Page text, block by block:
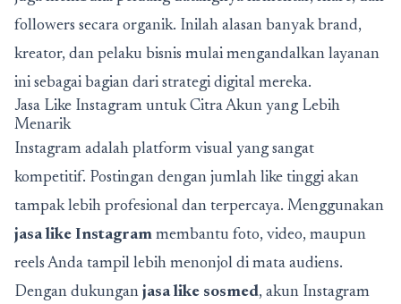
followers secara organik. Inilah alasan banyak brand,
kreator, dan pelaku bisnis mulai mengandalkan layanan
ini sebagai bagian dari strategi digital mereka.
Jasa Like Instagram untuk Citra Akun yang Lebih
Menarik
Instagram adalah platform visual yang sangat
kompetitif. Postingan dengan jumlah like tinggi akan
tampak lebih profesional dan terpercaya. Menggunakan
jasa like Instagram membantu foto, video, maupun
reels Anda tampil lebih menonjol di mata audiens.
Dengan dukungan jasa like sosmed, akun Instagram